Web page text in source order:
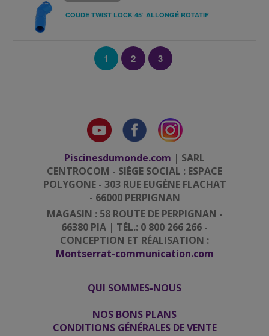
COUDE TWIST LOCK 45° ALLONGÉ ROTATIF
1 2 3
Piscinesdumonde.com | SARL
CENTROCOM - SIÈGE SOCIAL : ESPACE
POLYGONE - 303 RUE EUGÈNE FLACHAT
- 66000 PERPIGNAN
MAGASIN : 58 ROUTE DE PERPIGNAN -
66380 PIA | TÉL.: 0 800 266 266 -
CONCEPTION ET RÉALISATION :
Montserrat-communication.com
QUI SOMMES-NOUS
NOS BONS PLANS
CONDITIONS GÉNÉRALES DE VENTE